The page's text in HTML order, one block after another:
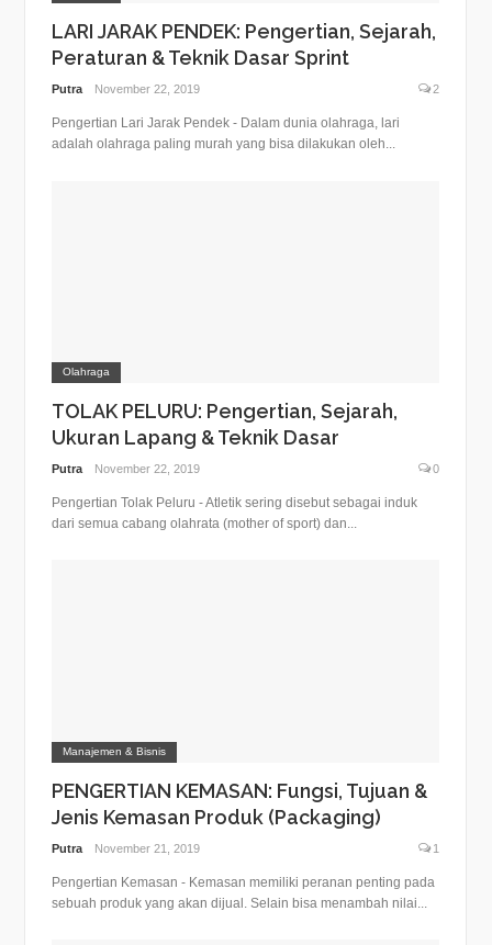
LARI JARAK PENDEK: Pengertian, Sejarah,
Peraturan & Teknik Dasar Sprint
Putra November 22, 2019 2
Pengertian Lari Jarak Pendek - Dalam dunia olahraga, lari
adalah olahraga paling murah yang bisa dilakukan oleh...
Olahraga
TOLAK PELURU: Pengertian, Sejarah,
Ukuran Lapang & Teknik Dasar
Putra November 22, 2019 0
Pengertian Tolak Peluru - Atletik sering disebut sebagai induk
dari semua cabang olahrata (mother of sport) dan...
Manajemen & Bisnis
PENGERTIAN KEMASAN: Fungsi, Tujuan &
Jenis Kemasan Produk (Packaging)
Putra November 21, 2019 1
Pengertian Kemasan - Kemasan memiliki peranan penting pada
sebuah produk yang akan dijual. Selain bisa menambah nilai...